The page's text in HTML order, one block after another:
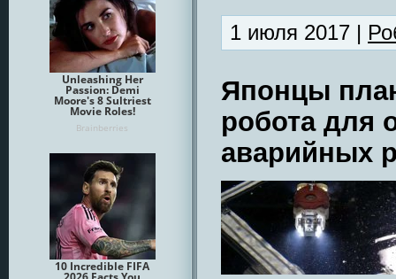
1 июля 2017 |
Японцы
робота для
аварийных